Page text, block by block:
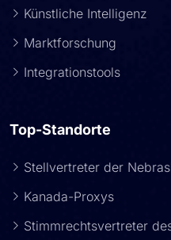
Künstliche Intelligenz
Marktforschung
Integrationstools
Top-Standorte
Stellvertreter der
Kanada-Proxys
Stimmrechtsvertreter